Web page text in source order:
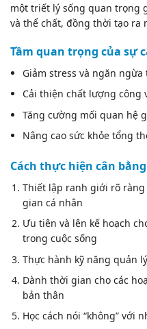
một triết lý sống quan trọng
và thể chất, đồng thời tạo ra
Tầm quan trọng của sự
Giảm stress và ngăn
Cải thiện chất lượng công
Tăng cường mối quan hệ
Nâng cao sức khỏe tổng
Cách thực hiện cân
Thiết lập ranh giới rõ
gian cá nhân
Ưu tiên và lên kế hoạch
trong cuộc sống
Thực hành kỹ năng quản
Dành thời gian cho các
bản thân
Học cách nói “không” với